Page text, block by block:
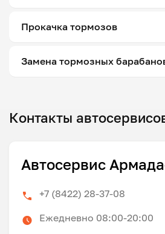
Прокачка тормозов
Замена тормозных
Контакты
Автосервис
+7 (8422) 28-37-08
Ежедневно 08:00-20:00